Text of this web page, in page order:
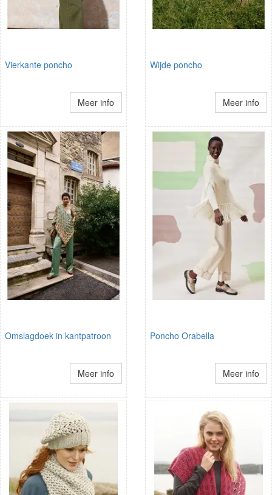
Vierkante poncho
Meer info
Wijde poncho
Meer info
Omslagdoek in kantpatroon
Meer info
Poncho Orabella
Meer info